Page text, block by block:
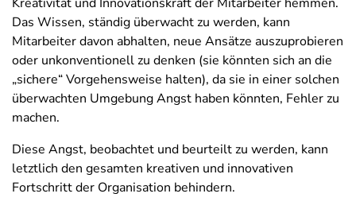
Das Wissen, ständig überwacht zu werden, kann
Mitarbeiter davon abhalten, neue Ansätze auszuprobieren
oder unkonventionell zu denken (sie könnten sich an die
„sichere“ Vorgehensweise halten), da sie in einer solchen
überwachten Umgebung Angst haben könnten, Fehler zu
machen.
Diese Angst, beobachtet und beurteilt zu werden, kann
letztlich den gesamten kreativen und innovativen
Fortschritt der Organisation behindern.